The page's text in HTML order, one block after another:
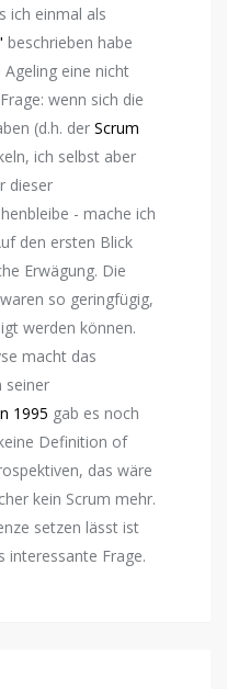
ich einmal als
beschrieben habe
Ageling eine nicht
wenn sich die
(d.h. der Scrum
ich selbst aber
dieser
- mache ich
den ersten Blick
Erwägung. Die
so geringfügig,
werden können.
macht das
seiner
1995 gab es noch
Definition of
das wäre
kein Scrum mehr.
setzen lässt ist
interessante Frage.